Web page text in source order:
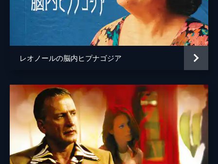
レオノールの脳内ヒプナゴジア